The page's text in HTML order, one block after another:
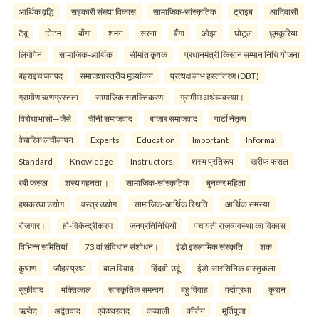
आर्थिक वृद्धि सहकारी संख्या विकास सामाजिक-सांस्कृतिक ट्राइब आदिवासी
टैबू टोटम बोंगा शमन सरना बैंगा ओझा घोटूल धुमकुरिया
लिंगोपेन सामाजिक-आर्थिक सीमांत कृषक प्रधानमंत्री किसान सम्मान निधि योजना
बहराइच जनपद समाजशास्त्रीय मूल्यांकन प्रत्यक्ष लाभ हस्तांतरण (DBT)
ग्रामीण ऋणग्रस्तता सामाजिक सशक्तिकरण ग्रामीण अर्थव्यवस्था।
विरोधाभासों—जैसे चीनी समाजवाद बाजार समाजवाद पार्टी नेतृत्व
वैचारिक लचीलापन Experts Education Important Informal
Standard Knowledge Instructors. शस्य प्रतिरूप खरीफ फसल
रबी फसल शस्य गहनता । सामाजिक-सांस्कृतिक बुनकर महिला
हथकरघा उद्योग वस्त्र उद्योग सामाजिक-आर्थिक स्थिति आर्थिक समस्या
रोजगार। हो-विकेन्द्रीकरण जनप्रतिनिधियों पंचायती राजव्यवस्था का विकास
विभिन्न समितियां 73 वां संविधान संशोधन। इंडो इस्लामिक संस्कृति शक
कुषाण जौहर प्रथा बाल विवाह हिंदवी-उर्दू इंडो-सारसिनिक वास्तुकला
सूफीवाद भक्तिकाल सांस्कृतिक समन्वय बहु विवाह पर्दाप्रथा कुरान
ऋग्वेद अद्वैतवाद एकेश्वरवाद कव्वाली कीर्तन मूर्तिपूजा